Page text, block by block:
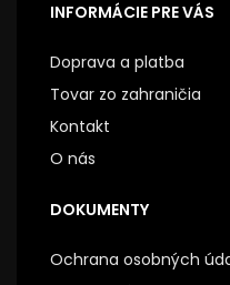
INFORMÁCIE PRE VÁS
Doprava a platba
Tovar zo zahraničia
Kontakt
O nás
DOKUMENTY
Ochrana osobných